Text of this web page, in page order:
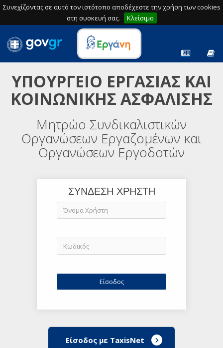
Συνεχίζοντας σε αυτό τον ιστότοπο αποδέχεστε την χρήση των cookies
στη συσκευή σας.
Κλείσιμο
ΥΠΟΥΡΓΕΙΟ ΕΡΓΑΣΙΑΣ ΚΑΙ
ΚΟΙΝΩΝΙΚΗΣ ΑΣΦΑΛΙΣΗΣ
Μητρώο Συνδικαλιστικών
Οργανώσεων Εργαζομένων και
Οργανώσεων Εργοδοτών
ΣΥΝΔΕΣΗ ΧΡΗΣΤΗ
Είσοδος με TaxisNet